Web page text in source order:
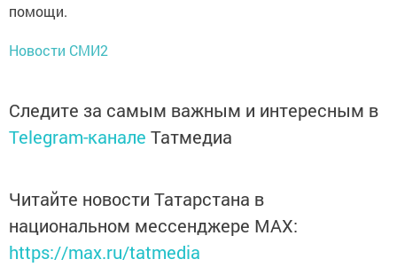
помощи.
Новости СМИ2
Следите за самым важным и интересным в
Telegram-канале Татмедиа
Читайте новости Татарстана в
национальном мессенджере MАХ:
https://max.ru/tatmedia